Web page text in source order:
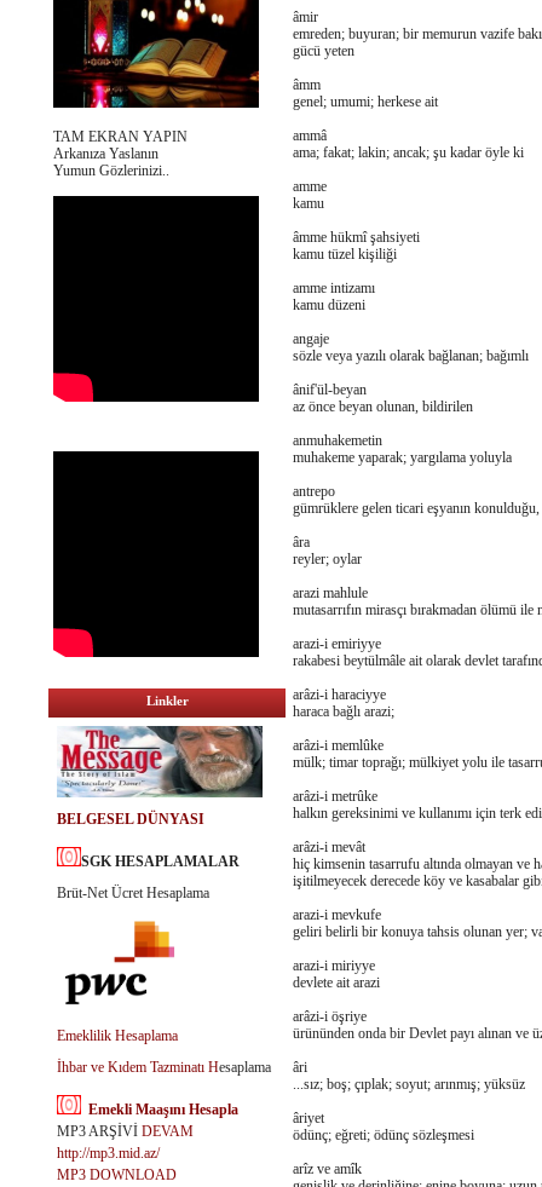
TAM EKRAN YAPIN
Arkanıza Yaslanın
Yumun Gözlerinizi..
Linkler
BELGESEL DÜNYASI
SGK HESAPLAMALAR
Brüt-Net Ücret Hesaplama
Emeklilik Hesaplama
İhbar ve Kıdem Tazminatı Hesaplama
Emekli Maaşını Hesapla
MP3 ARŞİVİ DEVAM
http://mp3.mid.az/
MP3 DOWNLOAD
âmir
emreden; buyuran; bir memurun vazife
gücü yeten
âmm
genel; umumi; herkese ait
ammâ
ama; fakat; lakin; ancak; şu kadar öyle ki
amme
kamu
âmme hükmî şahsiyeti
kamu tüzel kişiliği
amme intizamı
kamu düzeni
angaje
sözle veya yazılı olarak bağlanan; bağımlı
ânif'ül-beyan
az önce beyan olunan, bildirilen
anmuhakemetin
muhakeme yaparak; yargılama yoluyla
antrepo
gümrüklere gelen ticari eşyanın
âra
reyler; oylar
arazi mahlule
mutasarrıfın mirasçı bırakmadan ölümü
arazi-i emiriyye
rakabesi beytülmâle ait olarak devlet
arâzi-i haraciyye
haraca bağlı arazi;
arâzi-i memlûke
mülk; timar toprağı; mülkiyet yolu ile
arâzi-i metrûke
halkın gereksinimi ve kullanımı için terk
arâzi-i mevât
hiç kimsenin tasarrufu altında olmayan ve
işitilmeyecek derecede köy ve kasabalar
arazi-i mevkufe
geliri belirli bir konuya tahsis olunan yer;
arazi-i miriyye
devlete ait arazi
arâzi-i öşriye
ürününden onda bir Devlet payı alınan ve
âri
...sız; boş; çıplak; soyut; arınmış; yüksüz
âriyet
ödünç; eğreti; ödünç sözleşmesi
arîz ve amîk